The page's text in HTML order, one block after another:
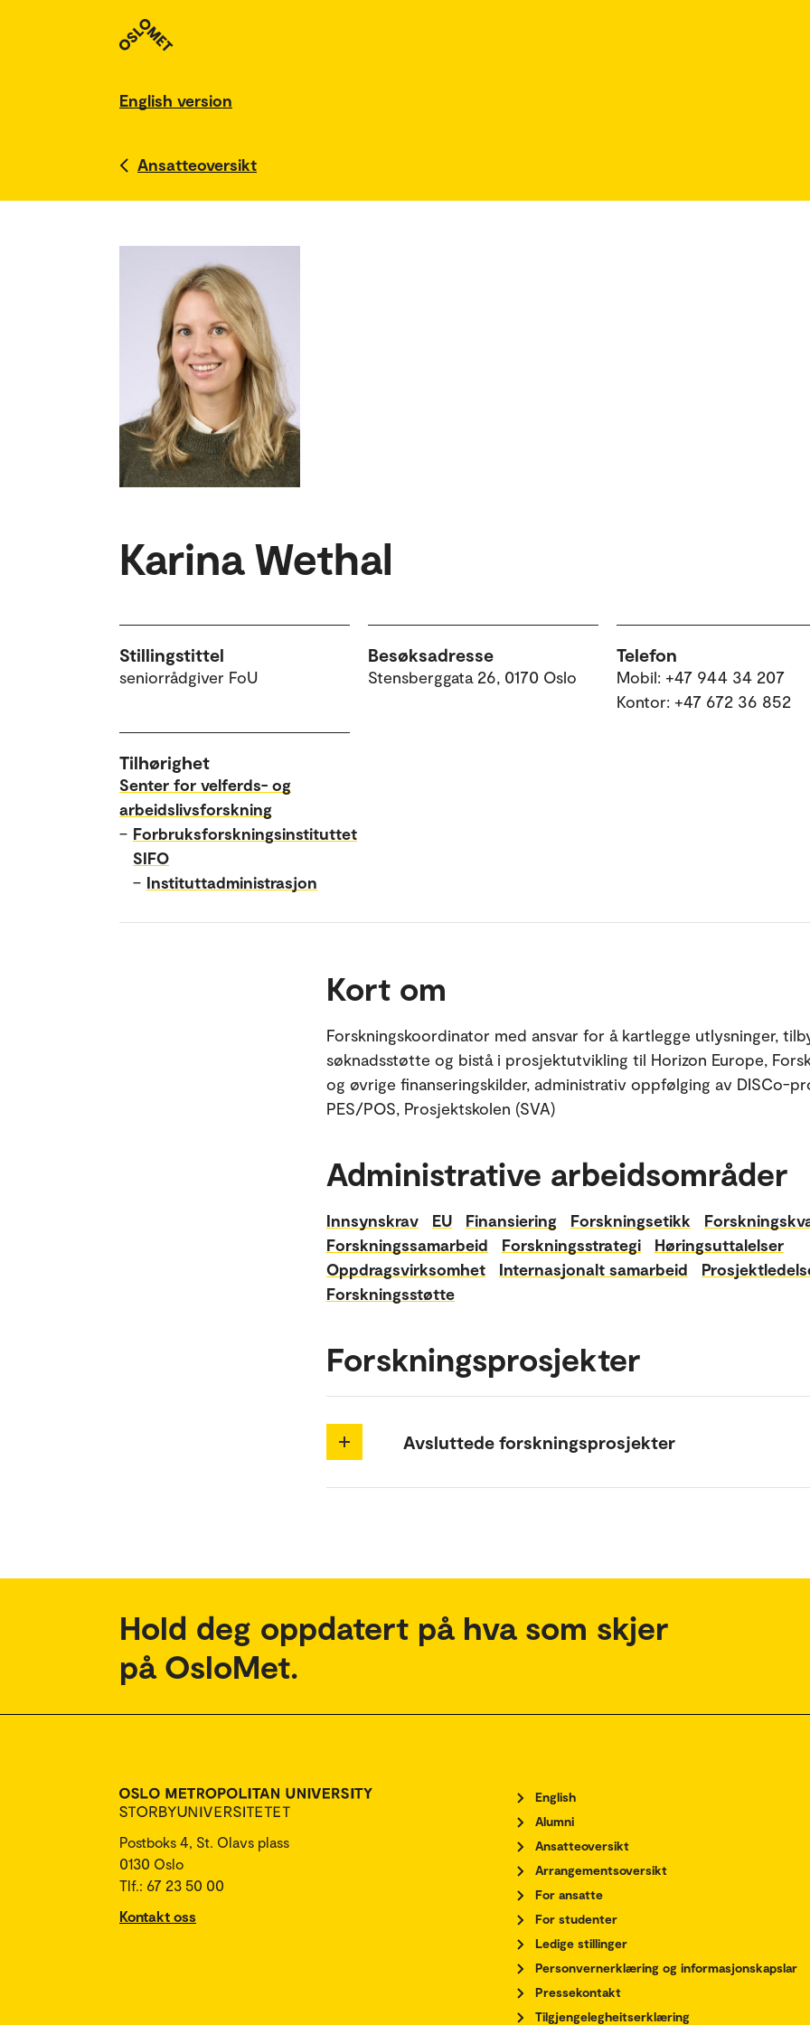
English version
Ansatteoversikt
Karina Wethal
Stillingstittel
seniorrådgiver FoU
Besøksadresse
Stensberggata 26, 0170 Oslo
Telefon
Mobil: +47 944 34 207
Kontor: +47 672 36 852
Tilhørighet
Senter for velferds- og
arbeidslivsforskning
– Forbruksforskningsinstituttet
SIFO
– Instituttadministrasjon
Kort om
Forskningskoordinator med ansvar for å kartlegge utlysninger,
søknadsstøtte og bistå i prosjektutvikling til Horizon Europe,
og øvrige finanseringskilder, administrativ oppfølging av DISCo-
PES/POS, Prosjektskolen (SVA)
Administrative arbeidsområder
Innsynskrav EU Finansiering Forskningsetikk
Forskningssamarbeid
Forskningsstrategi
Høringsuttalelser
Oppdragsvirksomhet
Internasjonalt samarbeid
Forskningsstøtte
Forskningsprosjekter
Avsluttede forskningsprosjekter
Hold deg oppdatert på hva som skjer
på OsloMet.
Postboks 4, St. Olavs plass
0130 Oslo
Tlf.: 67 23 50 00
Kontakt oss
English
Alumni
Ansatteoversikt
Arrangementsoversikt
For ansatte
For studenter
Ledige stillinger
Personvernerklæring og informasjonskapslar
Pressekontakt
Tilgjengelegheitserklæring